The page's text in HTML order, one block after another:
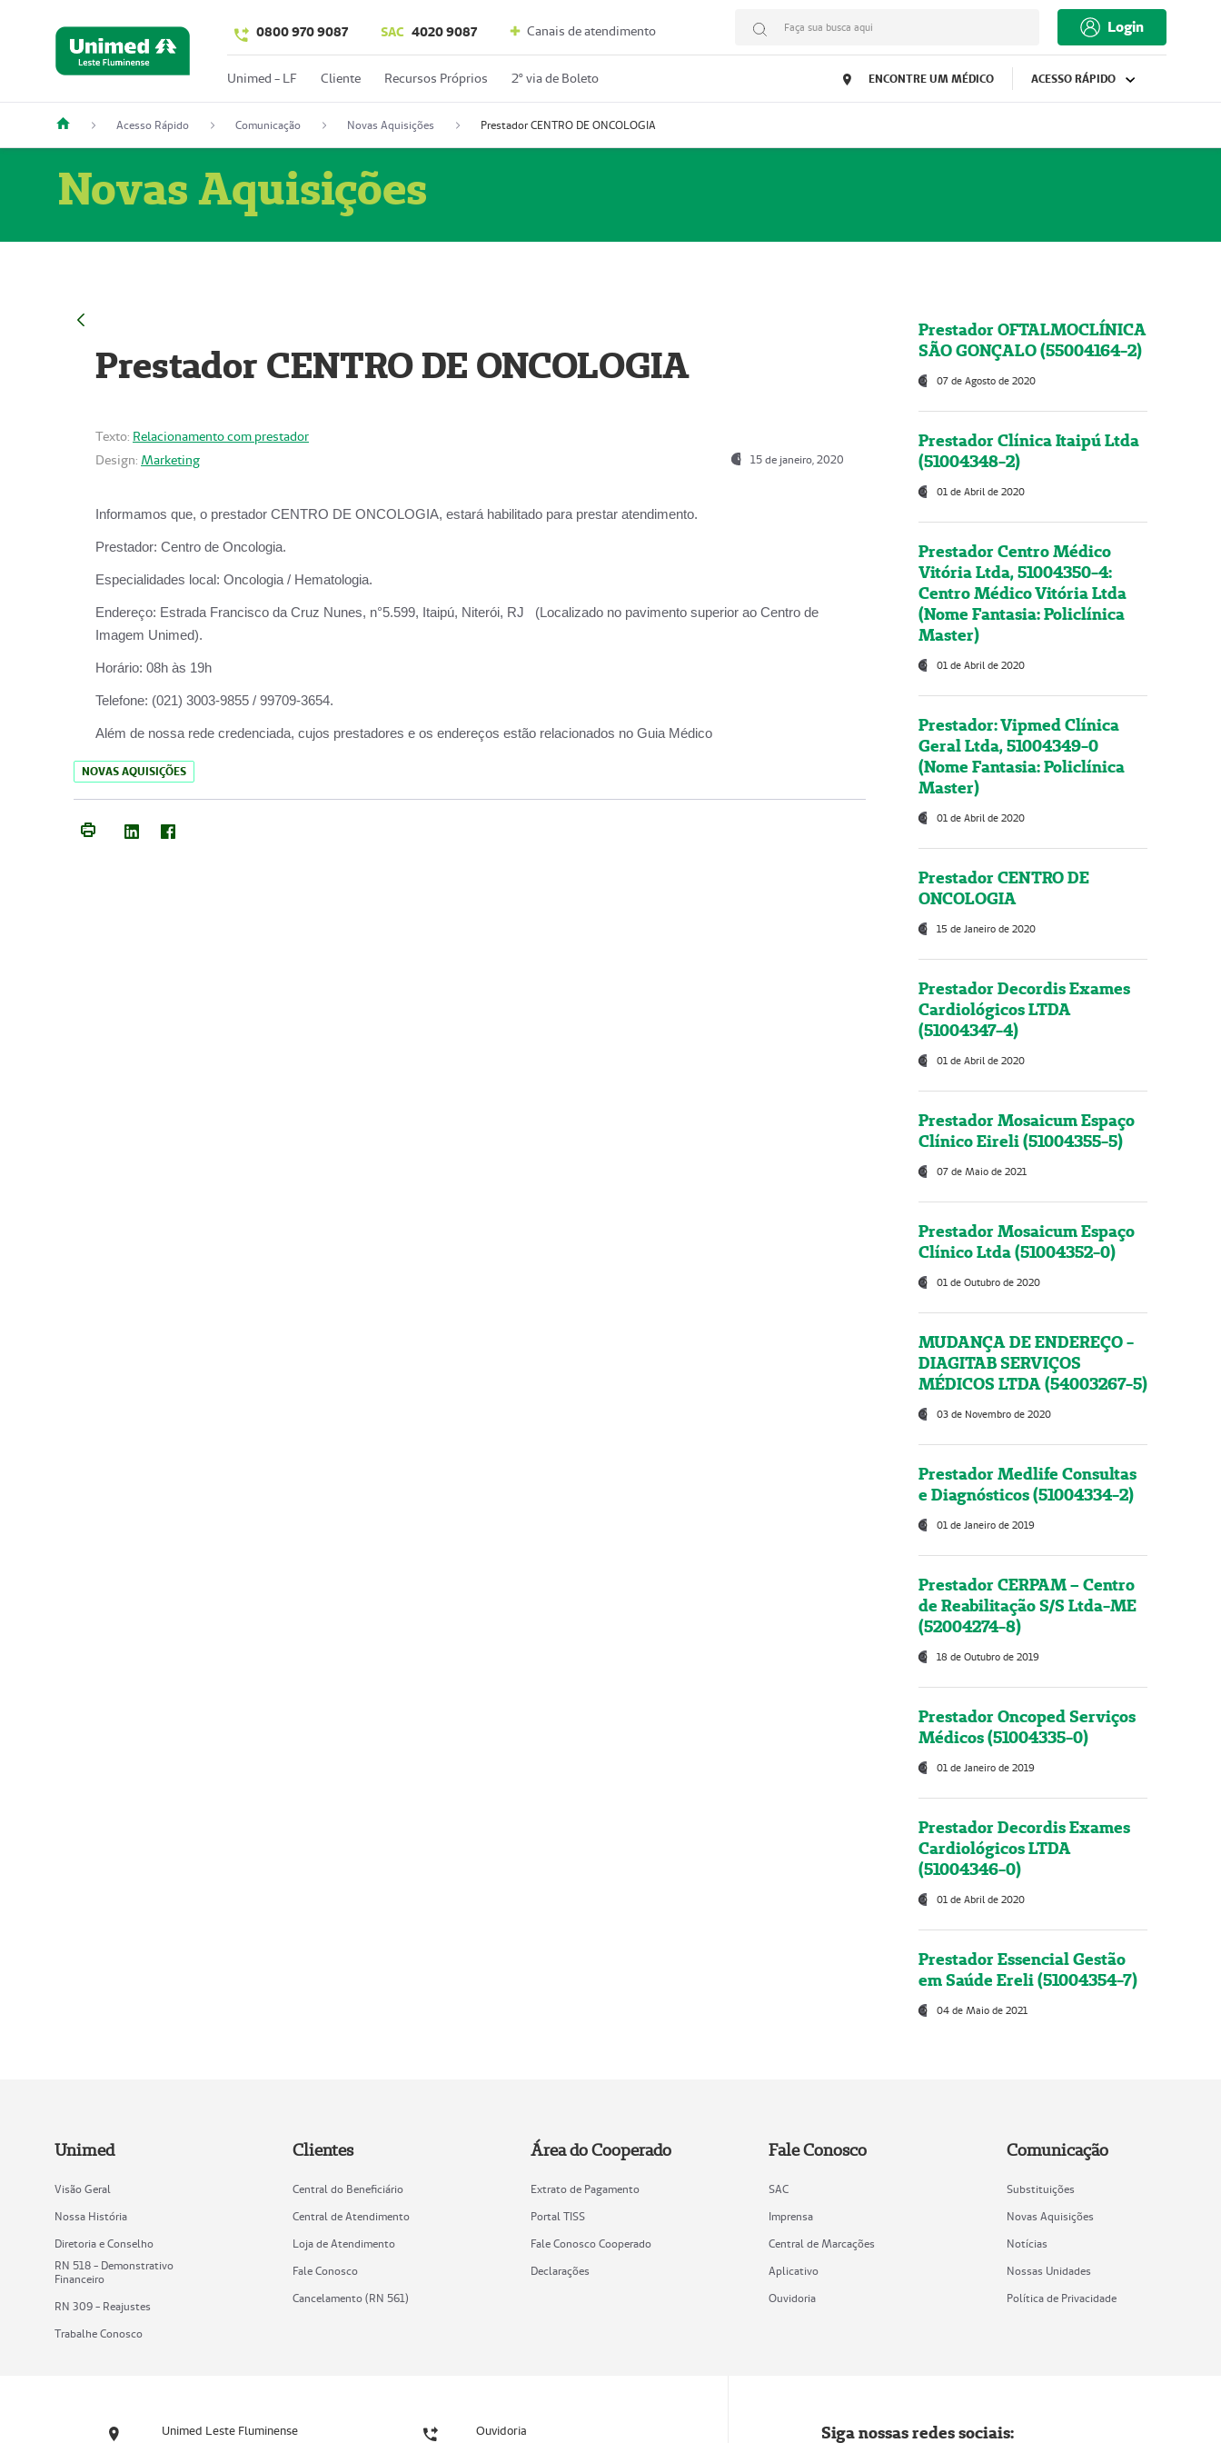
0800 970 9087 SAC 4020 9087 Canais de atendimento Faça sua busca aqui Login
Unimed - LF Cliente Recursos Próprios 2º via de Boleto ENCONTRE UM MÉDICO ACESSO RÁPIDO
Acesso Rápido Comunicação Novas Aquisições Prestador CENTRO DE ONCOLOGIA
Novas Aquisições
Prestador CENTRO DE ONCOLOGIA
Texto: Relacionamento com prestador
Design: Marketing 15 de janeiro, 2020
Informamos que, o prestador CENTRO DE ONCOLOGIA, estará habilitado para prestar atendimento.
Prestador: Centro de Oncologia.
Especialidades local: Oncologia / Hematologia.
Endereço: Estrada Francisco da Cruz Nunes, n°5.599, Itaipú, Niterói, RJ (Localizado no pavimento superior ao Centro de
Imagem Unimed).
Horário: 08h às 19h
Telefone: (021) 3003-9855 / 99709-3654.
Além de nossa rede credenciada, cujos prestadores e os endereços estão relacionados no Guia Médico
NOVAS AQUISIÇÕES
Prestador OFTALMOCLÍNICA
SÃO GONÇALO (55004164-2)
07 de Agosto de 2020
Prestador Clínica Itaipú Ltda
(51004348-2)
01 de Abril de 2020
Prestador Centro Médico
Vitória Ltda, 51004350-4:
Centro Médico Vitória Ltda
(Nome Fantasia: Policlínica
Master)
01 de Abril de 2020
Prestador: Vipmed Clínica
Geral Ltda, 51004349-0
(Nome Fantasia: Policlínica
Master)
01 de Abril de 2020
Prestador CENTRO DE
ONCOLOGIA
15 de Janeiro de 2020
Prestador Decordis Exames
Cardiológicos LTDA
(51004347-4)
01 de Abril de 2020
Prestador Mosaicum Espaço
Clínico Eireli (51004355-5)
07 de Maio de 2021
Prestador Mosaicum Espaço
Clínico Ltda (51004352-0)
01 de Outubro de 2020
MUDANÇA DE ENDEREÇO -
DIAGITAB SERVIÇOS
MÉDICOS LTDA (54003267-5)
03 de Novembro de 2020
Prestador Medlife Consultas
e Diagnósticos (51004334-2)
01 de Janeiro de 2019
Prestador CERPAM – Centro
de Reabilitação S/S Ltda-ME
(52004274-8)
18 de Outubro de 2019
Prestador Oncoped Serviços
Médicos (51004335-0)
01 de Janeiro de 2019
Prestador Decordis Exames
Cardiológicos LTDA
(51004346-0)
01 de Abril de 2020
Prestador Essencial Gestão
em Saúde Ereli (51004354-7)
04 de Maio de 2021
Unimed
Visão Geral
Nossa História
Diretoria e Conselho
RN 518 - Demonstrativo
Financeiro
RN 309 - Reajustes
Trabalhe Conosco
Clientes
Central do Beneficiário
Central de Atendimento
Loja de Atendimento
Fale Conosco
Cancelamento (RN 561)
Área do Cooperado
Extrato de Pagamento
Portal TISS
Fale Conosco Cooperado
Declarações
Fale Conosco
SAC
Imprensa
Central de Marcações
Aplicativo
Ouvidoria
Comunicação
Substituições
Novas Aquisições
Notícias
Nossas Unidades
Política de Privacidade
Unimed Leste Fluminense Ouvidoria Siga nossas redes sociais: